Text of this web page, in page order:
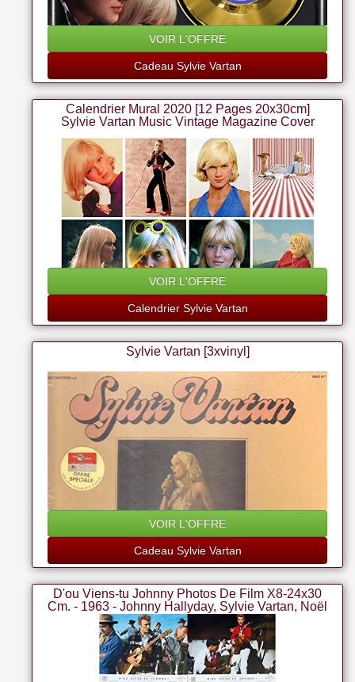
VOIR L'OFFRE
Cadeau Sylvie Vartan
Calendrier Mural 2020 [12 Pages 20x30cm]
Sylvie Vartan Music Vintage Magazine Cover
VOIR L'OFFRE
Calendrier Sylvie Vartan
Sylvie Vartan [3xvinyl]
VOIR L'OFFRE
Cadeau Sylvie Vartan
D'ou Viens-tu Johnny Photos De Film X8-24x30
Cm. - 1963 - Johnny Hallyday, Sylvie Vartan, Noël
Howard